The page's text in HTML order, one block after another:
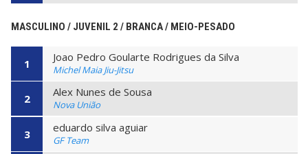
MASCULINO / JUVENIL 2 / BRANCA / MEIO-PESADO
1 Joao Pedro Goularte Rodrigues da Silva
Michel Maia Jiu-Jitsu
2 Alex Nunes de Sousa
Nova União
3 eduardo silva aguiar
GF Team